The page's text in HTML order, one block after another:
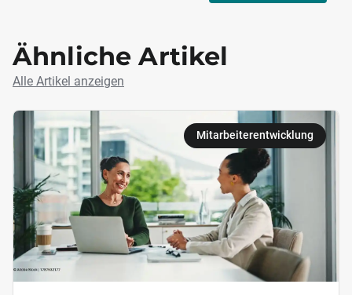
Ähnliche Artikel
Alle Artikel anzeigen
Mitarbeiterentwicklung